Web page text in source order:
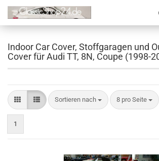
Indoor Car Cover, Stoffgaragen und
Cover für Audi TT, 8N, Coupe (1998-
Sortieren nach 8 pro Seite
1